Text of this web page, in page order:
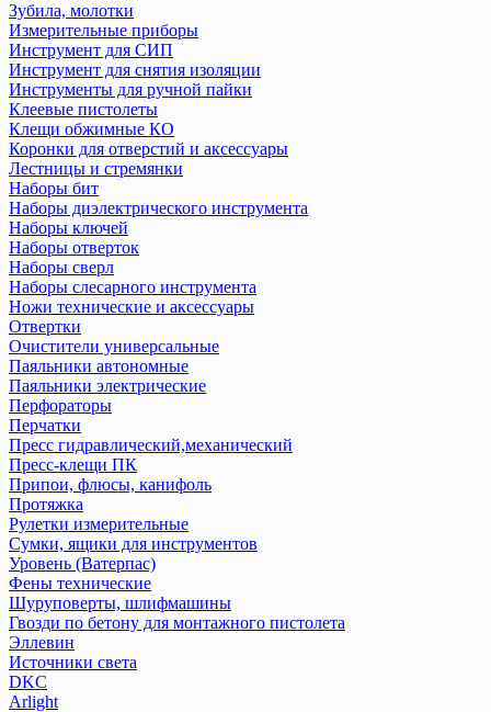
Зубила, молотки
Измерительные приборы
Инструмент для СИП
Инструмент для снятия изоляции
Инструменты для ручной пайки
Клеевые пистолеты
Клещи обжимные КО
Коронки для отверстий и аксессуары
Лестницы и стремянки
Наборы бит
Наборы диэлектрического инструмента
Наборы ключей
Наборы отверток
Наборы сверл
Наборы слесарного инструмента
Ножи технические и аксеcсуары
Отвертки
Очистители универсальные
Паяльники автономные
Паяльники электрические
Перфораторы
Перчатки
Пресс гидравлический,механический
Пресс-клещи ПК
Припои, флюсы, канифоль
Протяжка
Рулетки измерительные
Сумки, ящики для инструментов
Уровень (Ватерпас)
Фены технические
Шуруповерты, шлифмашины
Гвозди по бетону для монтажного пистолета
Эллевин
Источники света
DKC
Arlight